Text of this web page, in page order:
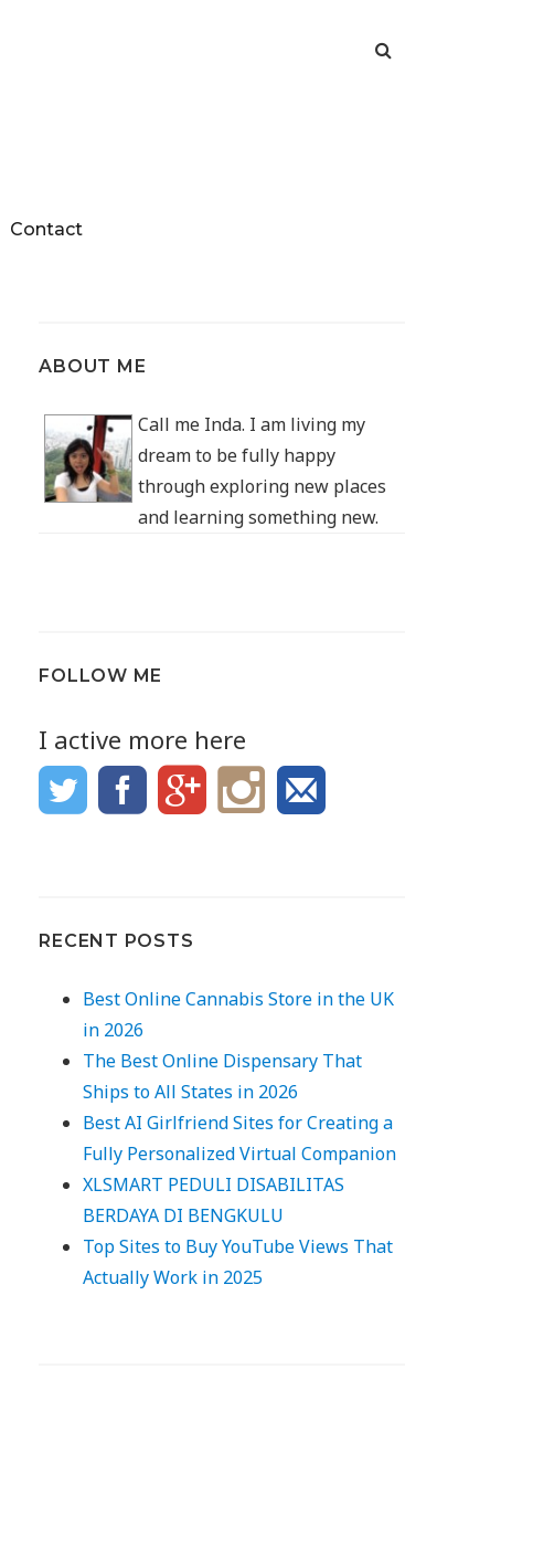
Contact
ABOUT ME
Call me Inda. I am living my
dream to be fully happy
through exploring new places
and learning something new.
FOLLOW ME
I active more here
RECENT POSTS
Best Online Cannabis Store in the UK
in 2026
The Best Online Dispensary That
Ships to All States in 2026
Best AI Girlfriend Sites for Creating a
Fully Personalized Virtual Companion
XLSMART PEDULI DISABILITAS
BERDAYA DI BENGKULU
Top Sites to Buy YouTube Views That
Actually Work in 2025